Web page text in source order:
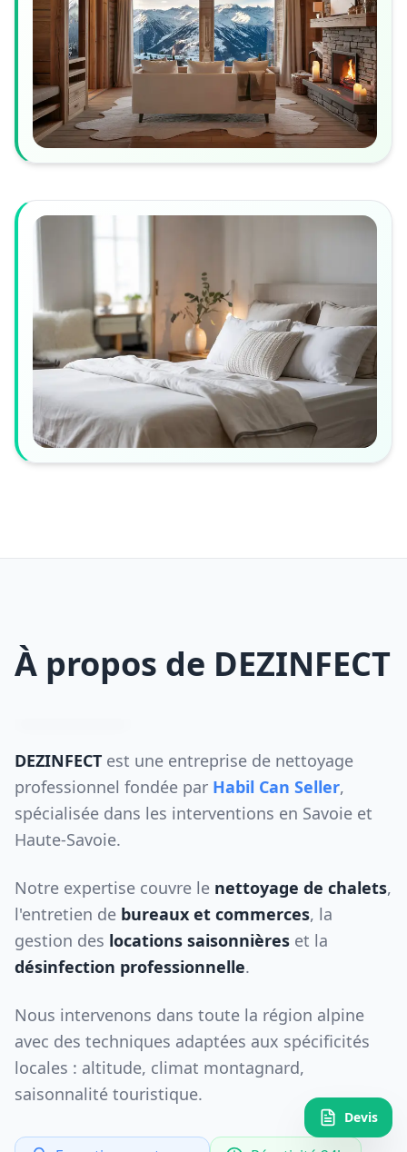
À propos de DEZINFECT
DEZINFECT est une entreprise de nettoyage
professionnel fondée par Habil Can Seller,
spécialisée dans les interventions en Savoie et
Haute-Savoie.
Notre expertise couvre le nettoyage de chalets,
l'entretien de bureaux et commerces, la
gestion des locations saisonnières et la
désinfection professionnelle.
Nous intervenons dans toute la région alpine
avec des techniques adaptées aux spécificités
locales : altitude, climat montagnard,
saisonnalité touristique.
Devis